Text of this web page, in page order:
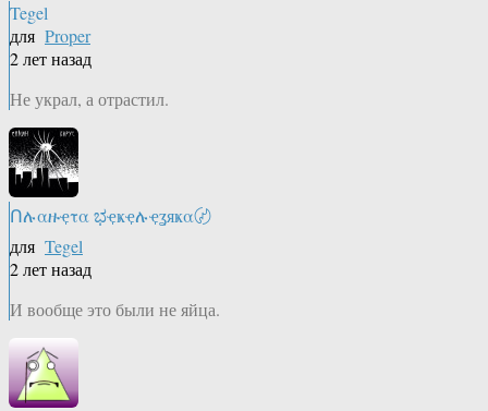
Tegel
для Proper
2 лет назад
Не украл, а отрастил.
Ոሉαዙҿτα ಭҿҝҿሉҿʓяҝα〄
для Tegel
2 лет назад
И вообще это были не яйца.